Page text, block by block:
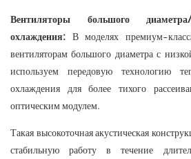
Вентиляторы большого диаметра/
охлаждения: В моделях премиум-
вентиляторам большого диаметра с
используем передовую технологию
охлаждения для более тихого
оптическим модулем.
Такая высокоточная акустическая
стабильную работу в течение